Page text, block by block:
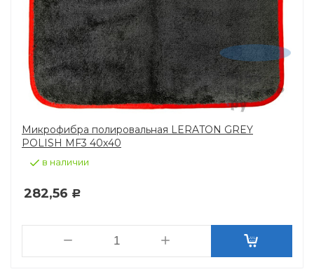
Микрофибра полировальная LERATON GREY
POLISH MF3 40х40
в наличии
282,56 Р